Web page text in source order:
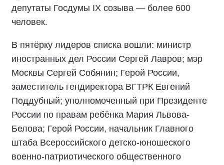
депутаты Госдумы IX созыва — более 600
человек.
В пятёрку лидеров списка вошли: министр
иностранных дел России Сергей Лавров; мэр
Москвы Сергей Собянин; Герой России,
заместитель гендиректора ВГТРК Евгений
Поддубный; уполномоченный при Президенте
России по правам ребёнка Мария Львова-
Белова; Герой России, начальник Главного
штаба Всероссийского детско-юношеского
военно-патриотического общественного